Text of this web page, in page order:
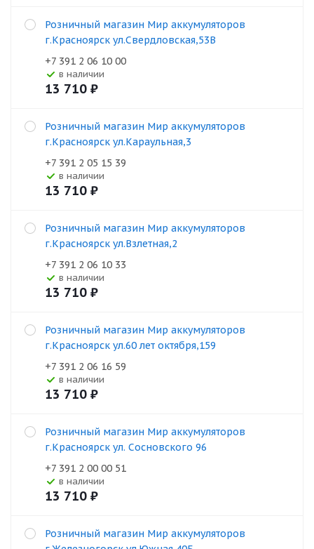
Розничный магазин Мир аккумуляторов
г.Красноярск ул.Свердловская,53В
+7 391 2 06 10 00
В наличии
13 710 ₽
Розничный магазин Мир аккумуляторов
г.Красноярск ул.Караульная,3
+7 391 2 05 15 39
В наличии
13 710 ₽
Розничный магазин Мир аккумуляторов
г.Красноярск ул.Взлетная,2
+7 391 2 06 10 33
В наличии
13 710 ₽
Розничный магазин Мир аккумуляторов
г.Красноярск ул.60 лет октября,159
+7 391 2 06 16 59
В наличии
13 710 ₽
Розничный магазин Мир аккумуляторов
г.Красноярск ул. Сосновского 96
+7 391 2 00 00 51
В наличии
13 710 ₽
Розничный магазин Мир аккумуляторов